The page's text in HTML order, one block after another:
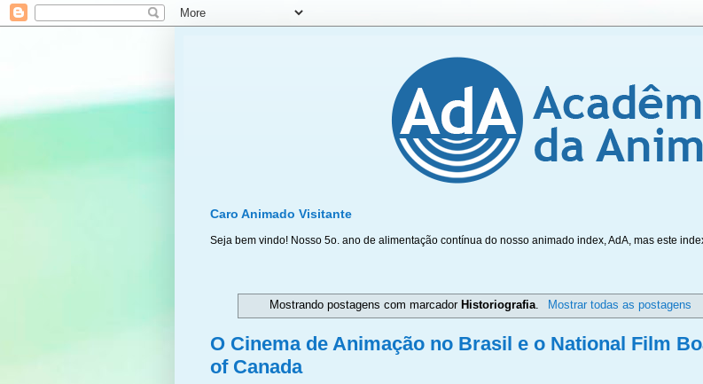
Caro Animado Visitante
Seja bem vindo! Nosso 5o. ano de alimentação contínua do nosso animado index, AdA, mas este
Mostrando postagens com marcador Historiografia Mostrar todas as postagens
O Cinema de Animação no Brasil e o National Film
of Canada